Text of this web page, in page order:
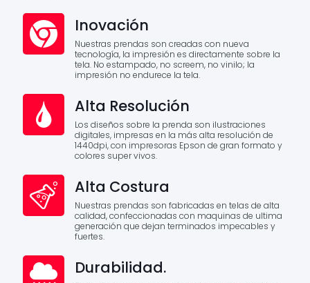
Inovación
Nuestras prendas son creadas con nueva
tecnología, la impresión es directamente sobre la
tela. No estampado, no screem, no vinilo; la
impresión no endurece la tela.
Alta Resolución
Los diseños sobre la prenda son ilustraciones
digitales, impresas en la más alta resolución de
1440dpi, con impresoras Epson de gran formato y
colores super vivos.
Alta Costura
Nuestras prendas son fabricadas en telas de alta
calidad, confeccionadas con maquinas de ultima
generación que dejan terminados impecables y
fuertes.
Durabilidad.